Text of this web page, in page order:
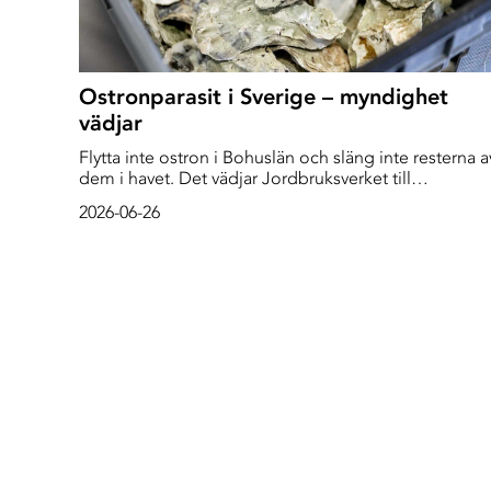
Ostronparasit i Sverige – myndighet
vädjar
Flytta inte ostron i Bohuslän och släng inte resterna
dem i havet. Det vädjar Jordbruksverket till
2026-06-26